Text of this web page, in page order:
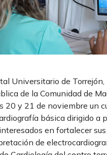
Universitario de
de la Comunidad de
20 y 21 de noviembre un
básica dirigido a
en fortalecer
de